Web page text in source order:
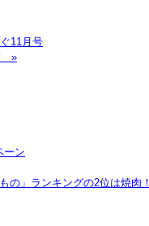
11月号
»
ーン
の」ランキングの2位は焼肉！